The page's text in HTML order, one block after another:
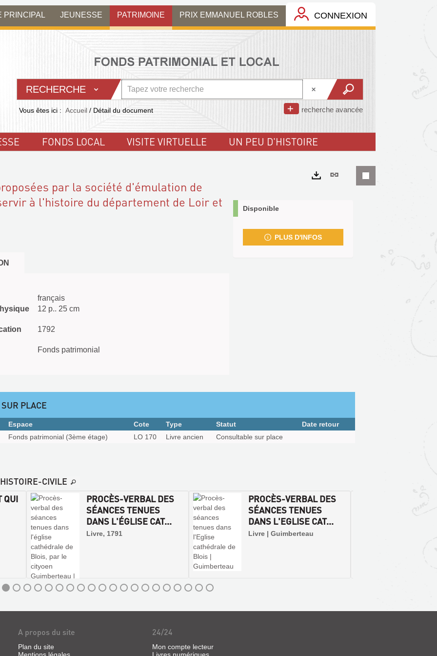
PRINCIPAL JEUNESSE PATRIMOINE PRIX EMMANUEL ROBLES CONNEXION
RECHERCHE
recherche avancée
Vous êtes ici : Accueil / Détail du document
FONDS LOCAL VISITE VIRTUELLE UN PEU D'HISTOIRE
par la société d'émulation de
à l'histoire du département de Loir et
français
12 p.. 25 cm
1792
Fonds patrimonial
Lien
Disponible
PLUS D'INFOS
PLACE
Espace Cote Type Statut
Date retour
Fonds patrimonial (3ème étage) LO 170 Livre ancien Consultable sur place
CIVILE
PROCÈS-VERBAL DES
SÉANCES TENUES
DANS L'ÉGLISE CAT...
Livre, 1791
PROCÈS-VERBAL DES
SÉANCES TENUES
DANS L'EGLISE CAT...
Livre | Guimberteau
QUI
A propos du site
Plan du site
24/24
Mon compte lecteur